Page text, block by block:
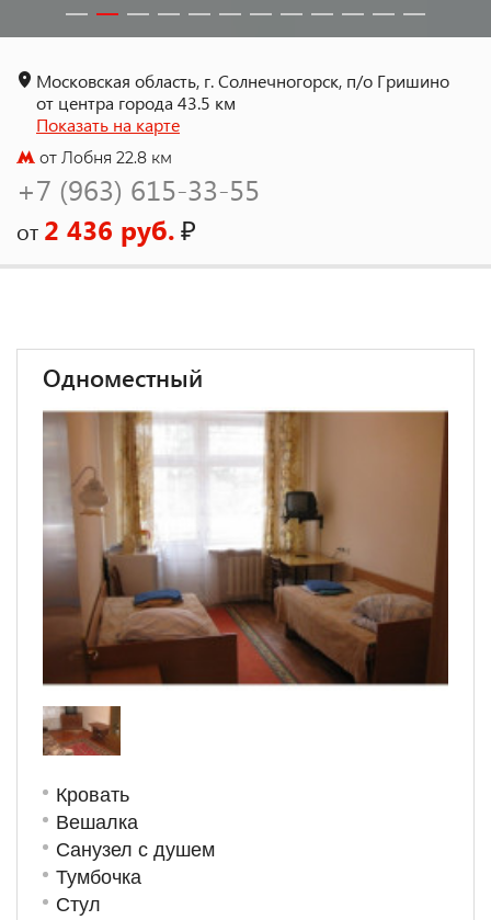
Московская область, г. Солнечногорск, п/о Гришино
от центра города 43.5 км
Показать на карте
от Лобня 22.8 км
+7 (963) 615-33-55
от 2 436 руб.₽
Одноместный
Кровать
Вешалка
Санузел с душем
Тумбочка
Стул